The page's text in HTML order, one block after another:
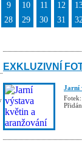
9 10 11 12
28 29 30 31
EXKLUZIVNÍ
Jarní